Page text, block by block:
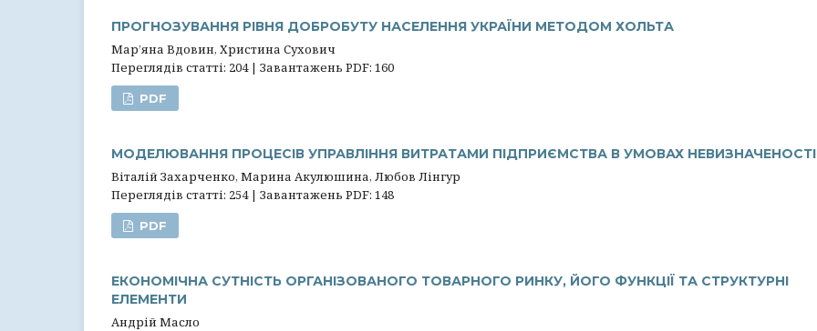
ПРОГНОЗУВАННЯ РІВНЯ ДОБРОБУТУ НАСЕЛЕННЯ УКРАЇНИ МЕТОДОМ ХОЛЬТА
Мар’яна Вдовин, Христина Сухович
Переглядів статті: 204 | Завантажень PDF: 160
PDF
МОДЕЛЮВАННЯ ПРОЦЕСІВ УПРАВЛІННЯ ВИТРАТАМИ ПІДПРИЄМСТВА В УМОВАХ НЕВИЗНАЧЕНОСТІ
Віталій Захарченко, Марина Акулюшина, Любов Лінгур
Переглядів статті: 254 | Завантажень PDF: 148
PDF
ЕКОНОМІЧНА СУТНІСТЬ ОРГАНІЗОВАНОГО ТОВАРНОГО РИНКУ, ЙОГО ФУНКЦІЇ ТА СТРУКТУРНІ
ЕЛЕМЕНТИ
Андрій Масло